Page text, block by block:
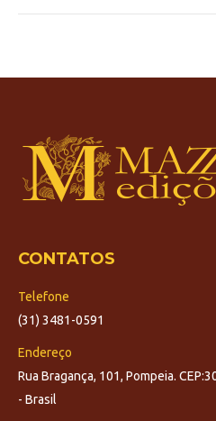
CONTATOS
Telefone
(31) 3481-0591
Endereço
Rua Bragança, 101, Pompeia.
- Brasil